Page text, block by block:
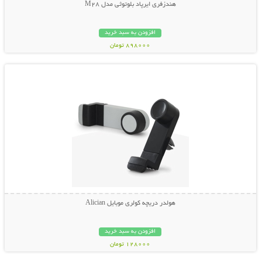
هندزفری ایرپاد بلوتوثی مدل M28
افزودن به سبد خرید
898000 تومان
نمایش توضیحات بیشتر
هولدر دریچه کولری موبایل Alician
افزودن به سبد خرید
128000 تومان
نمایش توضیحات بیشتر